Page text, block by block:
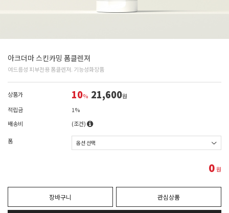
아크더마 스킨카밍 폼클렌져
여드름성 피부전용 폼클렌져. 기능성화장품
상품가 10% 21,600원
적립금
1%
배송비
(조건)
폼
0원
장바구니 관심상품